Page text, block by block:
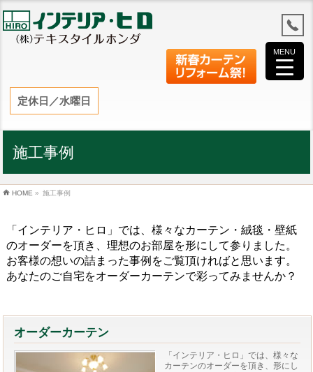
定休日／水曜日
施工事例
HOME » 施工事例
「インテリア・ヒロ」では、様々なカーテン・絨毯・壁紙
のオーダーを頂き、理想のお部屋を形にして参りました。
お客様の想いの詰まった事例をご覧頂ければと思います。
あなたのご自宅をオーダーカーテンで彩ってみませんか？
オーダーカーテン
「インテリア・ヒロ」では、様々な
カーテンのオーダーを頂き、形にし
MENU